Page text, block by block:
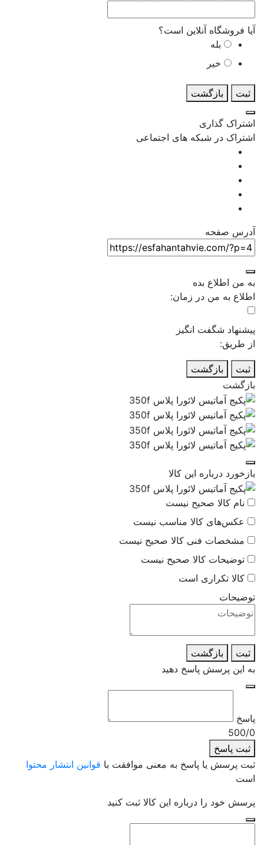
آیا فروشگاه آنلاین است؟
بله
خیر
ثبت بازگشت
اشتراک گذاری
اشتراک در شبکه های اجتماعی
آدرس صفحه
به من اطلاع بده
اطلاع به من در زمان:
پیشنهاد شگفت انگیز
از طریق:
ثبت
بازگشت
بازگشت
بازخورد درباره این کالا
نام کالا صحیح نیست
عکس‌های کالا مناسب نیست
مشخصات فنی کالا صحیح نیست
توضیحات کالا صحیح نیست
کالا تکراری است
توضیحات
ثبت
بازگشت
به این پرسش پاسخ دهید
پاسخ
500/0
ثبت پاسخ
ثبت پرسش یا پاسخ به معنی موافقت با قوانین انتشار محتوا
است
پرسش خود را درباره این کالا ثبت کنید